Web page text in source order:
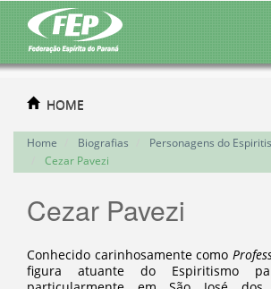
HOME
Home Biografias
Personagens do
Cezar Pavezi
Cezar Pavezi
Conhecido carinhosamente como
figura atuante do Espiritismo